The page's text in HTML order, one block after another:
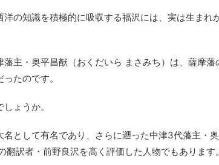
洋の知識を積極的に吸収する福沢には、実は生まれ
藩主・奥平昌猷（おくだいら まさみち）は、薩摩
たのです。
ょうか。
名として有名であり、さらに遡った中津3代藩主・
翻訳者・前野良沢を高く評価した人物でもあります。